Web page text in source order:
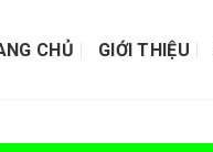
CHỦ GIỚI THIỆU